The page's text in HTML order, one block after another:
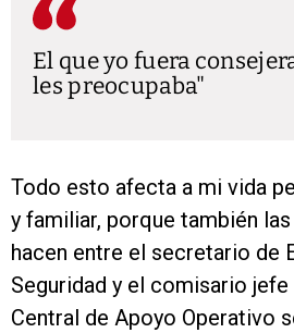
El que yo fuera
les preocupaba
Todo esto afecta a mi vida
y familiar, porque también
hacen entre el secretario de
Seguridad y el comisario jefe
Central de Apoyo Operativo